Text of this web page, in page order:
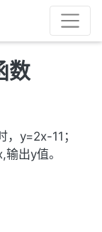
数
y=2x-11；
出y值。